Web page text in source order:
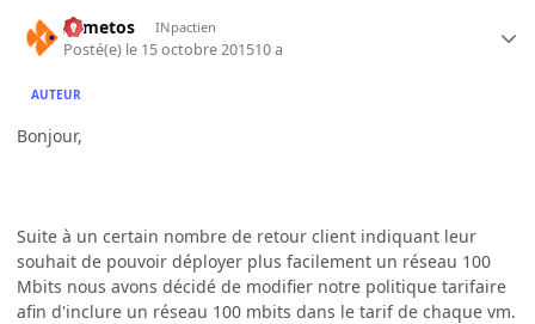
Armetos INpactien
Posté(e) le 15 octobre 201510 a
AUTEUR
Bonjour,
Suite à un certain nombre de retour client indiquant leur
souhait de pouvoir déployer plus facilement un réseau 100
Mbits nous avons décidé de modifier notre politique tarifaire
afin d'inclure un réseau 100 mbits dans le tarif de chaque vm.